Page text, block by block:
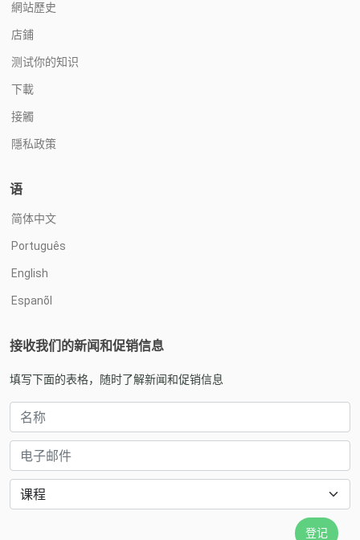
網站歷史
店鋪
测试你的知识
下載
接觸
隱私政策
语
简体中文
Português
English
Espanõl
接收我们的新闻和促销信息
填写下面的表格，随时了解新闻和促销信息